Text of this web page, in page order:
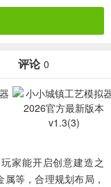
评论 0
家能开启创意建造之
等，合理规划布局，